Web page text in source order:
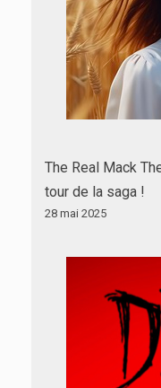
The Real Mack
tour de la saga !
28 mai 2025